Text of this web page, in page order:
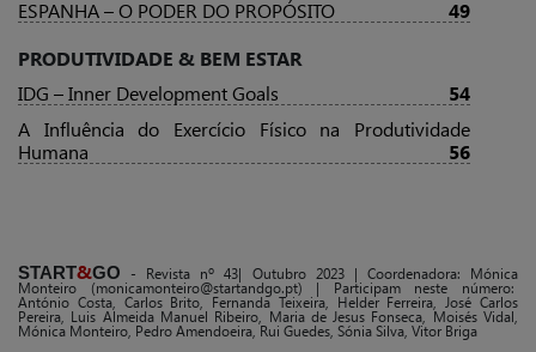
ESPANHA – O PODER DO PROPÓSITO
49
PRODUTIVIDADE & BEM ESTAR
IDG – Inner Development Goals
54
A Influência do Exercício Físico na Produtividade
Humana
56
START&GO - Revista nº 43| Outubro 2023 | Coordenadora: Mónica
Monteiro (monicamonteiro@startandgo.pt) | Participam neste número:
António Costa, Carlos Brito, Fernanda Teixeira, Helder Ferreira, José Carlos
Pereira, Luis Almeida Manuel Ribeiro, Maria de Jesus Fonseca, Moisés Vidal,
Mónica Monteiro, Pedro Amendoeira, Rui Guedes, Sónia Silva, Vitor Briga